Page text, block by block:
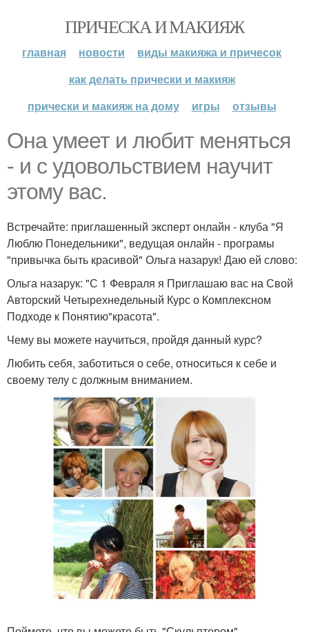
ПРИЧЕСКА И МАКИЯЖ
главная новости
виды макияжа и причесок
как делать прически и макияж
прически и макияж на дому
игры отзывы
Она умеет и любит меняться
- и с удовольствием научит
этому вас.
Встречайте: приглашенный эксперт онлайн - клуба "Я
Люблю Понедельники", ведущая онлайн - програмы
"привычка быть красивой" Ольга назарук! Даю ей слово:
Ольга назарук: "С 1 Февраля я Приглашаю вас на Свой
Авторский Четырехнедельный Курс о Комплексном
Подходе к Понятию"красота".
Чему вы можете научиться, пройдя данный курс?
Любить себя, заботиться о себе, относиться к себе и
своему телу с должным вниманием.